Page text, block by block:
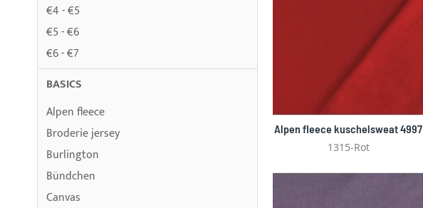
Alpen fleece kuschelsweat 4997
1315-Rot
€4 - €5
€5 - €6
€6 - €7
BASICS
Alpen fleece
Broderie jersey
Burlington
Bündchen
Canvas